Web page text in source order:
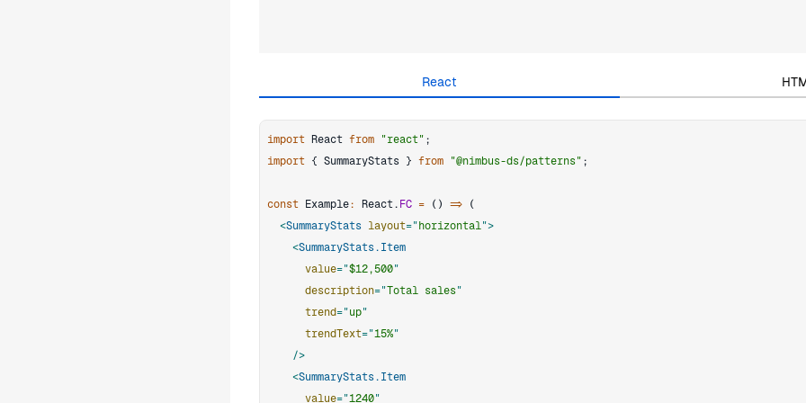
React
import React from "react" ;
import { SummaryStats } from "@nimbus-ds/patterns" ;
const Example: React. FC = ( ) =>
(
<SummaryStats layout=" horizontal">
<SummaryStats.Item
value="$12,500"
description="Total sales"
trend="up"
trendText="15%"
/>
<SummaryStats.Item
value="1240"